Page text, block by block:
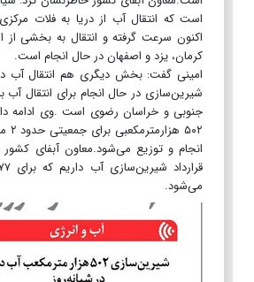
است که انتقال آب از دریا به فلات
اکنون سرعت گرفته و انتقال به بخشی از
کرمان، یزد و اصفهان در حال انجام است.
امینی گفت: بخش دیگری هم انتقال آب
شیرین‌سازی در حال انجام برای انتقال
جنوبی و خراسان رضوی است .وی ادامه
می‌شود.